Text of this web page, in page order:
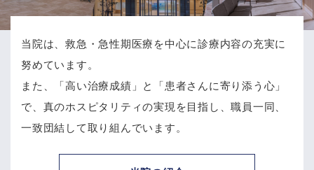
当院は、救急・急性期医療を中心に診療内容の充実に
努めています。
また、「高い治療成績」と「患者さんに寄り添う心」
で、 真のホスピタリティの実現を目指し、職員一同、
一致団結して取り組んでいます。